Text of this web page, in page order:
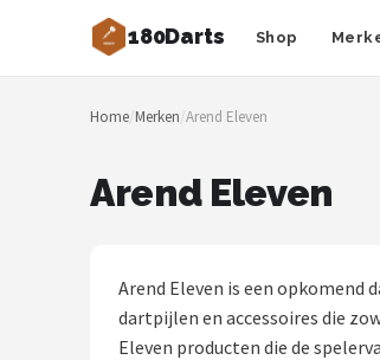
180Darts Shop
Zoeken
NAVIGATIE
Dartspelers
Home/Merken/Arend Eleven
Arend Eleven
Arend Eleven is een
dartpijlen en accessoires die
Eleven producten die de